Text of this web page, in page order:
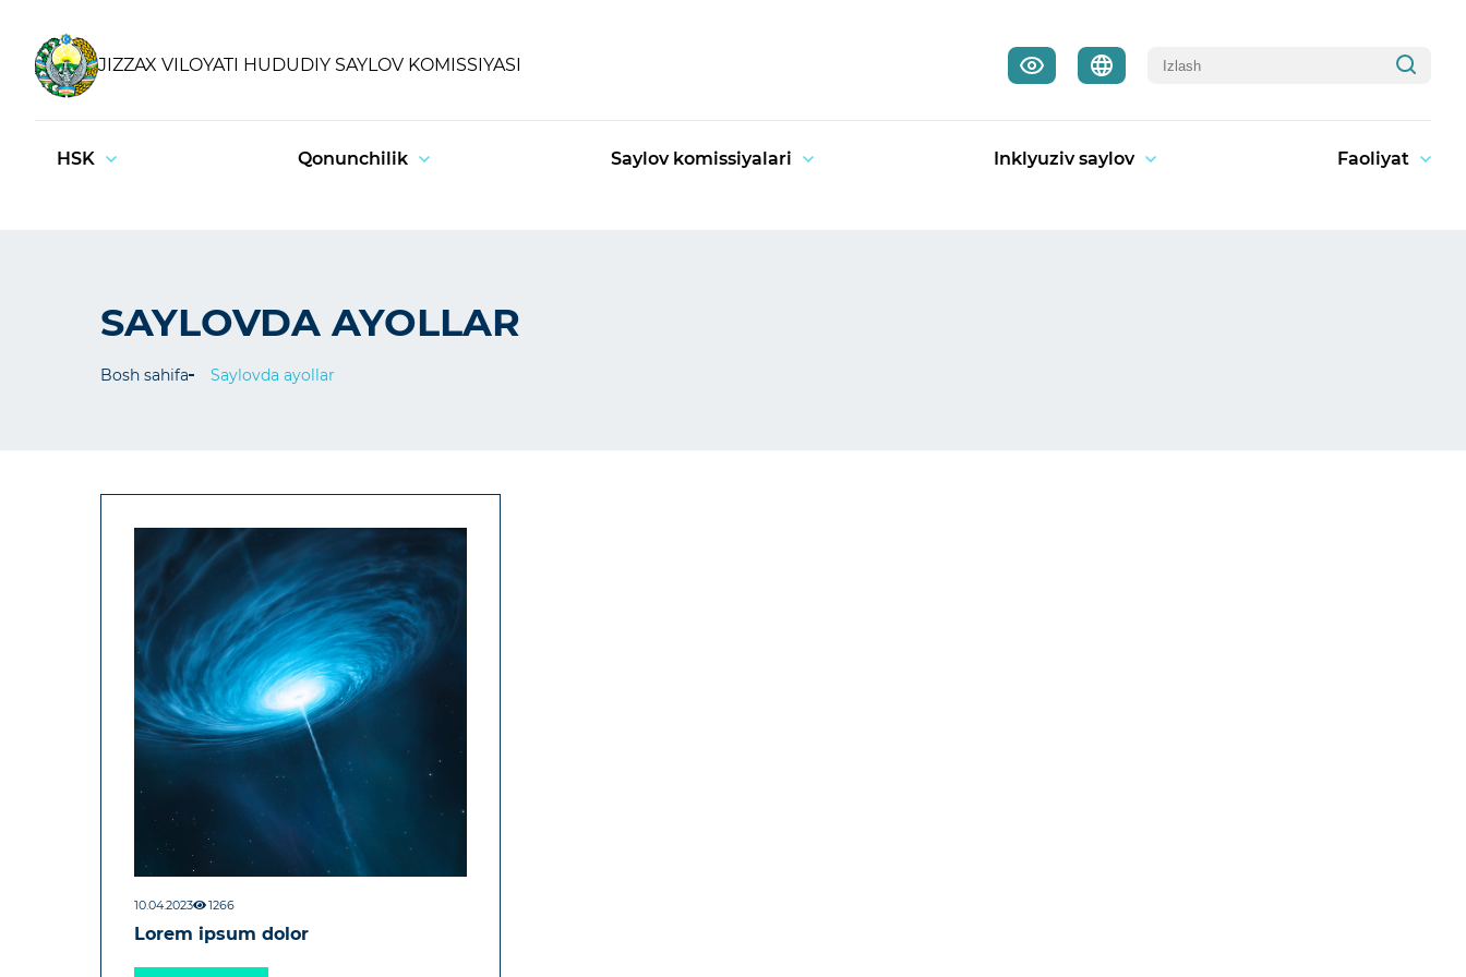
JIZZAX VILOYATI HUDUDIY SAYLOV KOMISSIYASI
HSK Qonunchilik Saylov komissiyalari Inklyuziv saylov Faoliyat
SAYLOVDA AYOLLAR
Bosh sahifa Saylovda ayollar
10.04.2023 1266
Lorem ipsum dolor